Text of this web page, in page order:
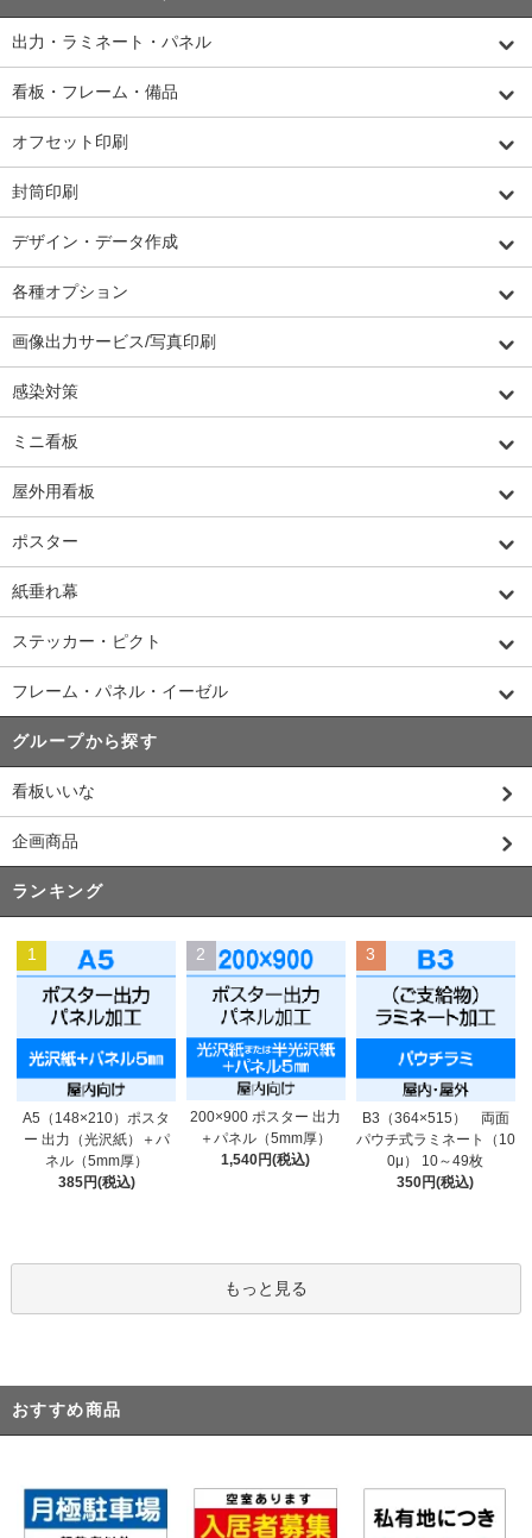
出力・ラミネート・パネル
看板・フレーム・備品
オフセット印刷
封筒印刷
デザイン・データ作成
各種オプション
画像出力サービス/写真印刷
感染対策
ミニ看板
屋外用看板
ポスター
紙垂れ幕
ステッカー・ピクト
フレーム・パネル・イーゼル
グループから探す
看板いいな
企画商品
ランキング
1
A5（148×210）ポスタ
ー 出力（光沢紙）＋パ
ネル（5mm厚）
385円(税込)
2
200×900 ポスター 出力
＋パネル（5mm厚）
1,540円(税込)
3
B3（364×515） 両面
パウチ式ラミネート（10
0μ） 10～49枚
350円(税込)
もっと見る
おすすめ商品